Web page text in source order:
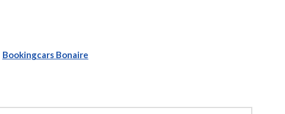
Bookingcars Bonaire